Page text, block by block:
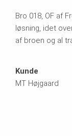
Bro 018, OF af
løsning, idet
af broen og al
Kunde
MT Højgaard